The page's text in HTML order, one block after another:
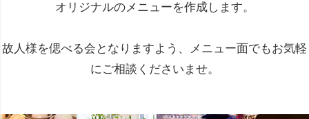
オリジナルのメニューを作成します。
故人様を偲べる会となりますよう、メニュー面でもお気軽
にご相談くださいませ。